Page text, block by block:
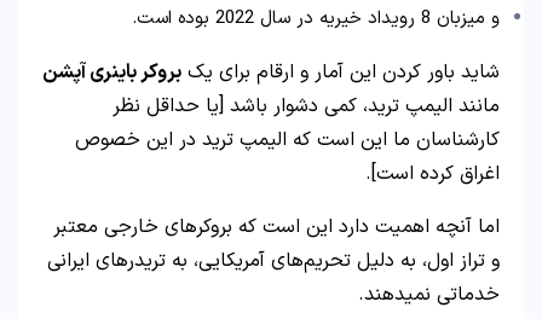
و میزبان 8 رویداد خیریه در سال 2022 بوده است.
شاید باور کردن این آمار و ارقام برای یک بروکر باینری آپشن
مانند الیمپ ترید، کمی دشوار باشد [یا حداقل نظر
کارشناسان ما این است که الیمپ ترید در این خصوص
اغراق کرده است].
اما آنچه اهمیت دارد این است که بروکرهای خارجی معتبر
و تراز اول، به دلیل تحریم‌های آمریکایی، به تریدرهای ایرانی
خدماتی نمیدهند.